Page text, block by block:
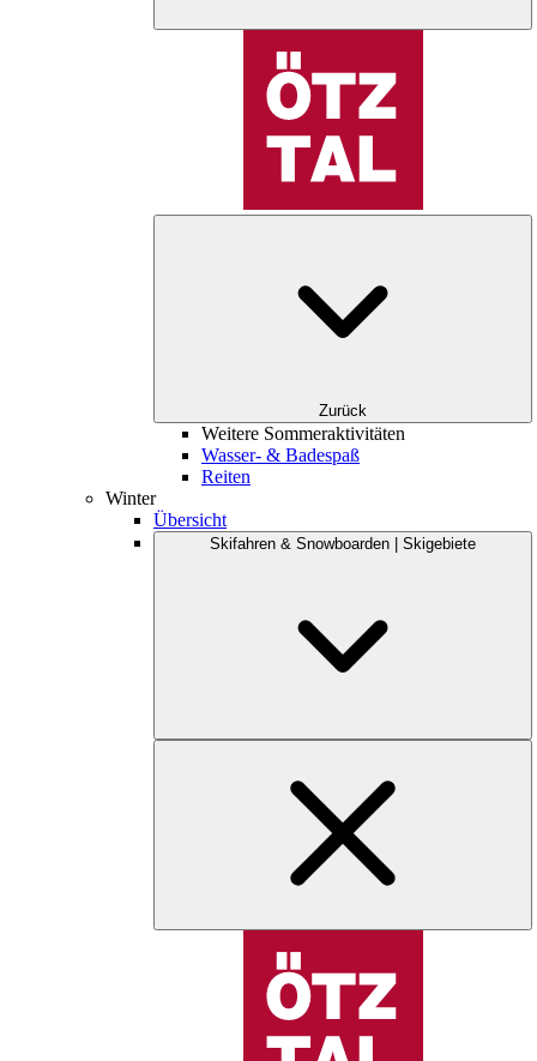
Zurück
Weitere Sommeraktivitäten
Wasser- & Badespaß
Reiten
Winter
Übersicht
Skifahren & Snowboarden | Skigebiete